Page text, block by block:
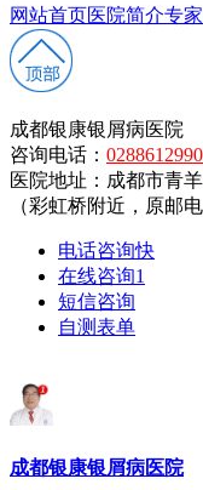
网站首页医院简介专
成都银康银屑病医院
咨询电话：
医院地址：成都市青
（彩虹桥附近，原邮电
电话咨询快
在线咨询1
短信咨询
自测表单
成都银康银屑病医院